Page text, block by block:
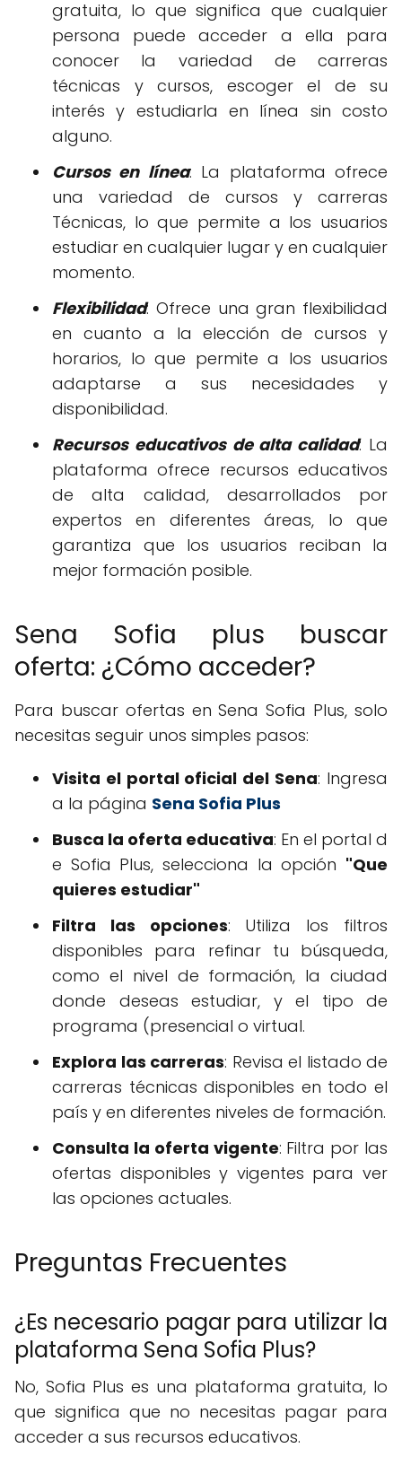
gratuita, lo que significa que cualquier
persona puede acceder a ella para
conocer la variedad de carreras
técnicas y cursos, escoger el de su
interés y estudiarla en línea sin costo
alguno.
Cursos en línea: La plataforma ofrece
una variedad de cursos y carreras
Técnicas, lo que permite a los usuarios
estudiar en cualquier lugar y en cualquier
momento.
Flexibilidad: Ofrece una gran flexibilidad
en cuanto a la elección de cursos y
horarios, lo que permite a los usuarios
adaptarse a sus necesidades y
disponibilidad.
Recursos educativos de alta calidad: La
plataforma ofrece recursos educativos
de alta calidad, desarrollados por
expertos en diferentes áreas, lo que
garantiza que los usuarios reciban la
mejor formación posible.
Sena Sofia plus buscar
oferta: ¿Cómo acceder?
Para buscar ofertas en Sena Sofia Plus, solo
necesitas seguir unos simples pasos:
Visita el portal oficial del Sena: Ingresa
a la página Sena Sofia Plus
Busca la oferta educativa: En el portal d
e Sofia Plus, selecciona la opción "Que
quieres estudiar"
Filtra las opciones: Utiliza los filtros
disponibles para refinar tu búsqueda,
como el nivel de formación, la ciudad
donde deseas estudiar, y el tipo de
programa (presencial o virtual.
Explora las carreras: Revisa el listado de
carreras técnicas disponibles en todo el
país y en diferentes niveles de formación.
Consulta la oferta vigente: Filtra por las
ofertas disponibles y vigentes para ver
las opciones actuales.
Preguntas Frecuentes
¿Es necesario pagar para utilizar la
plataforma Sena Sofia Plus?
No, Sofia Plus es una plataforma gratuita, lo
que significa que no necesitas pagar para
acceder a sus recursos educativos.